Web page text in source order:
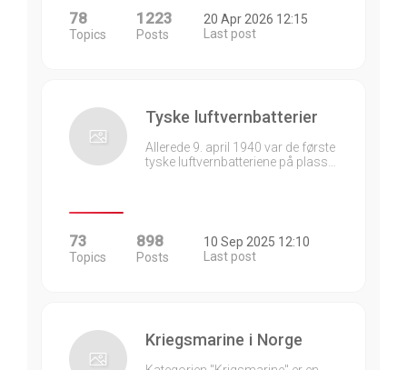
78
Topics
1223
Posts
20 Apr 2026 12:15
Last post
Tyske luftvernbatterier
Allerede 9. april 1940 var de første
tyske luftvernbatteriene på plass…
73
Topics
898
Posts
10 Sep 2025 12:10
Last post
Kriegsmarine i Norge